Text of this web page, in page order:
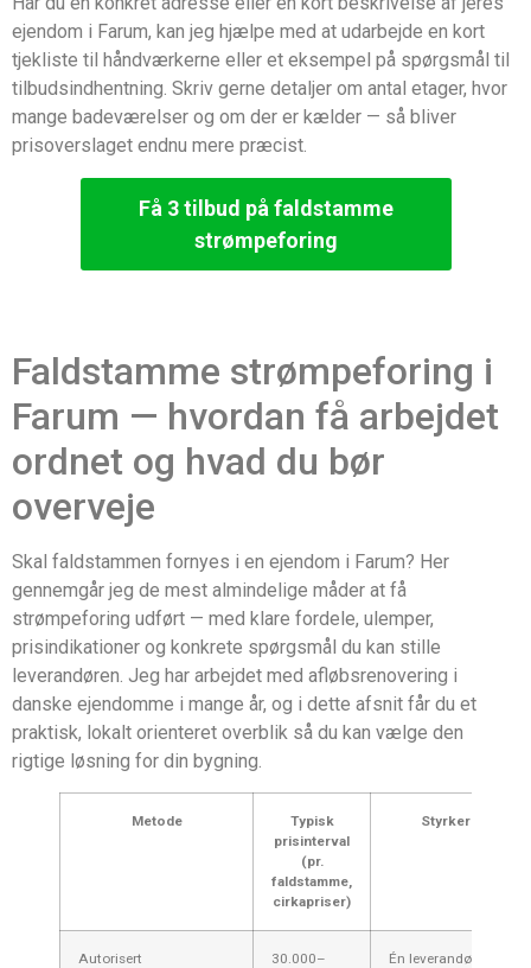
ejendom i Farum, kan jeg hjælpe med at udarbejde en kort
tjekliste til håndværkerne eller et eksempel på spørgsmål til
tilbudsindhentning. Skriv gerne detaljer om antal etager, hvor
mange badeværelser og om der er kælder — så bliver
prisoverslaget endnu mere præcist.
Få 3 tilbud på faldstamme
strømpeforing
Faldstamme strømpeforing i
Farum — hvordan få arbejdet
ordnet og hvad du bør
overveje
Skal faldstammen fornyes i en ejendom i Farum? Her
gennemgår jeg de mest almindelige måder at få
strømpeforing udført — med klare fordele, ulemper,
prisindikationer og konkrete spørgsmål du kan stille
leverandøren. Jeg har arbejdet med afløbsrenovering i
danske ejendomme i mange år, og i dette afsnit får du et
praktisk, lokalt orienteret overblik så du kan vælge den
rigtige løsning for din bygning.
Metode
Typisk
prisinterval
(pr.
faldstamme,
cirkapriser)
Styrker
Autorisert
30.000–
Én leverandør,